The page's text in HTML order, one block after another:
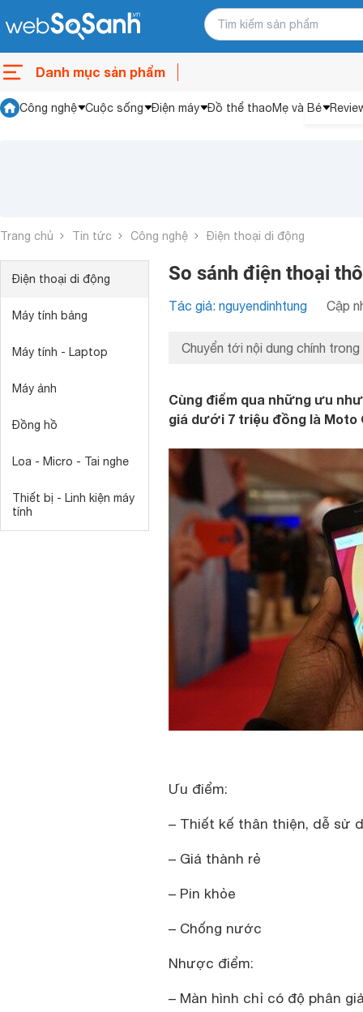
Danh mục sản phẩm
Công nghệ Cuộc sống Điện máy Đồ thể thaoMẹ và Bé
Trang chủ Tin tức Công nghệ Điện thoại di động
Điện thoại di động
Máy tính bảng
Máy tính - Laptop
Máy ảnh
Đồng hồ
Loa - Micro - Tai nghe
Thiết bị - Linh kiện máy
tính
So sánh điện thoại
Tác giả: nguyendinhtung Cập
Chuyển tới nội dung chính trong
Cùng điểm qua những ưu
giá dưới 7 triệu đồng là Moto
Ưu điểm:
– Thiết kế thân thiện, dễ sử
– Giá thành rẻ
– Pin khỏe
– Chống nước
Nhược điểm:
– Màn hình chỉ có độ phân